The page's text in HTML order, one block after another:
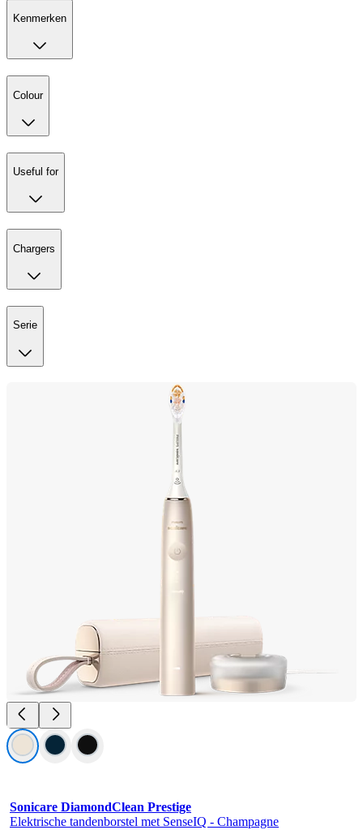
Kenmerken
Colour
Useful for
Chargers
Serie
Sonicare DiamondClean Prestige
Elektrische tandenborstel met SenseIQ - Champagne